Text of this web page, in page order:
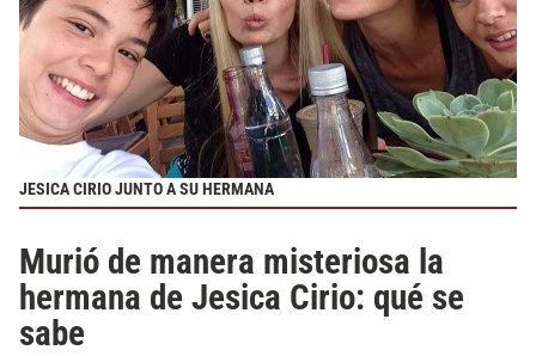
JESICA CIRIO JUNTO A SU HERMANA
Murió de manera misteriosa la
hermana de Jesica Cirio: qué se
sabe